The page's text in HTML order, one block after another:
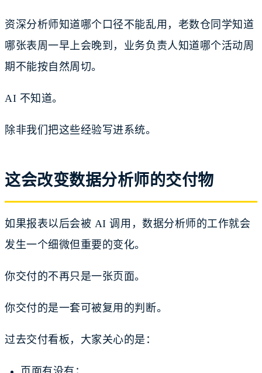
资深分析师知道哪个口径不能乱用，老数仓同学知道
哪张表周一早上会晚到，业务负责人知道哪个活动周
期不能按自然周切。
AI 不知道。
除非我们把这些经验写进系统。
这会改变数据分析师的交付物
如果报表以后会被 AI 调用，数据分析师的工作就会
发生一个细微但重要的变化。
你交付的不再只是一张页面。
你交付的是一套可被复用的判断。
过去交付看板，大家关心的是：